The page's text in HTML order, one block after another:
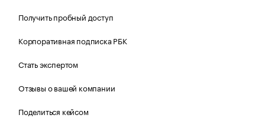
Получить пробный доступ
Корпоративная подписка РБК
Стать экспертом
Отзывы о вашей компании
Поделиться кейсом